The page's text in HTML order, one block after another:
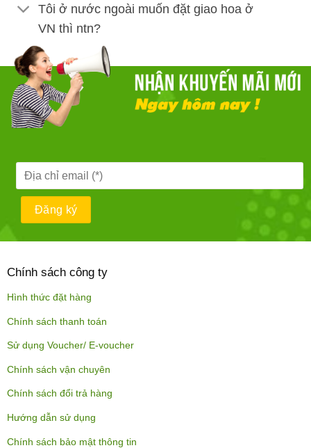
Tôi ở nước ngoài muốn đặt giao hoa ở
VN thì ntn?
Chính sách công ty
Hình thức đặt hàng
Chính sách thanh toán
Sử dụng Voucher/ E-voucher
Chính sách vận chuyên
Chính sách đổi trả hàng
Hướng dẫn sử dụng
Chính sách bảo mật thông tin